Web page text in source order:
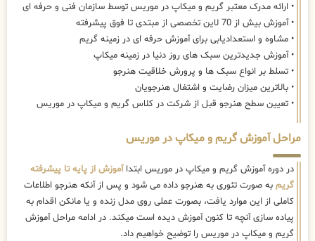
• ارائه مدرک معتبر گریم و میکاپ در موریس توسط سازمان فنی و حرفه ای
• آموزش بیش از 70 لاین تخصصی از مبتدی تا فوق پیشرفته
• مشاوه و استعدادیابی برای آموزش حرفه ای در زمینه گریم
• آموزش جدیدترین سبک های روز دنیا در زمینه میکاپ
• تسلط بر انواع سبک ها و پرورش خلاقیت هنرجو
• بالاترین میزان رضایت و اشتغال هنرجویان
• تعیین سطح هنرجو قبل از شرکت در کلاس گریم و میکاپ در موریس
مراحل آموزش گریم و میکاپ در موریس
در دوره آموزش گریم و میکاپ در موریس ابتداآموزش از پایه تا پیشرفته
گریم به صورت تئوری به هنرجو داده می شود و پس از آنکه هنرجو اطلاعات
کاملی از این موارد یافت، بصورت عملی روی مدل زنده و یا مانکن اقدام به
پیاده سازی آنچه تا کنون آموزش دیده است میکند. در ادامه مراحل آموزش
گریم و میکاپ در موریس را توضیح خواهیم داد.